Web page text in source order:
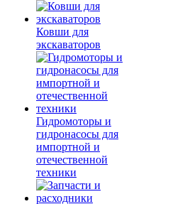
Ковши для
экскаваторов
Гидромоторы и
гидронасосы для
импортной и
отечественной
техники